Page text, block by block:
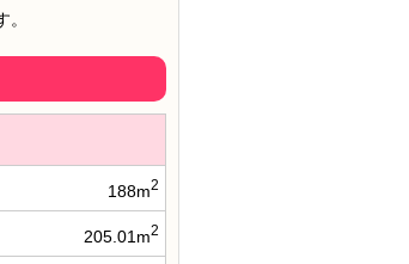
188m2
205.01m2